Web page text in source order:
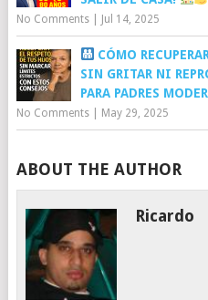
No Comments| Jul 14, 2025
CÓMO
SIN GRITAR NI
PARA PADRES
No Comments| May 29, 2025
ABOUT THE AUTHOR
Ricardo